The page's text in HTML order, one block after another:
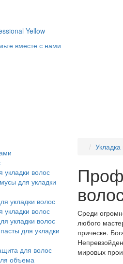
Yellow
вместе с нами
Укладка
Среди
любого
прическе.
мировых
укладки волос
для укладки
укладки волос
укладки волос
укладки волос
для укладки
для волос
объема